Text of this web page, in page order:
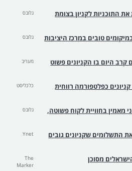
התוכניות לקניון בצומת
גלובס
טובים במרכז היציבות
גלובס
היום בו הקניונים פשוט
מעריב
כפלטפורמה רווחית
כלכליסט
מאמין בחוויית לקוח פשוטה,
גלובס
התשלומים שקניונים גובים
Ynet
מסוכן
The
Marker